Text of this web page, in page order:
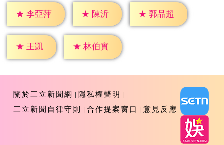
★ 李亞萍 ★ 陳沂 ★ 郭品超
★ 王凱 ★ 林伯實
關於三立新聞網
隱私權聲明
三立新聞自律守則
合作提案窗口 意見反應